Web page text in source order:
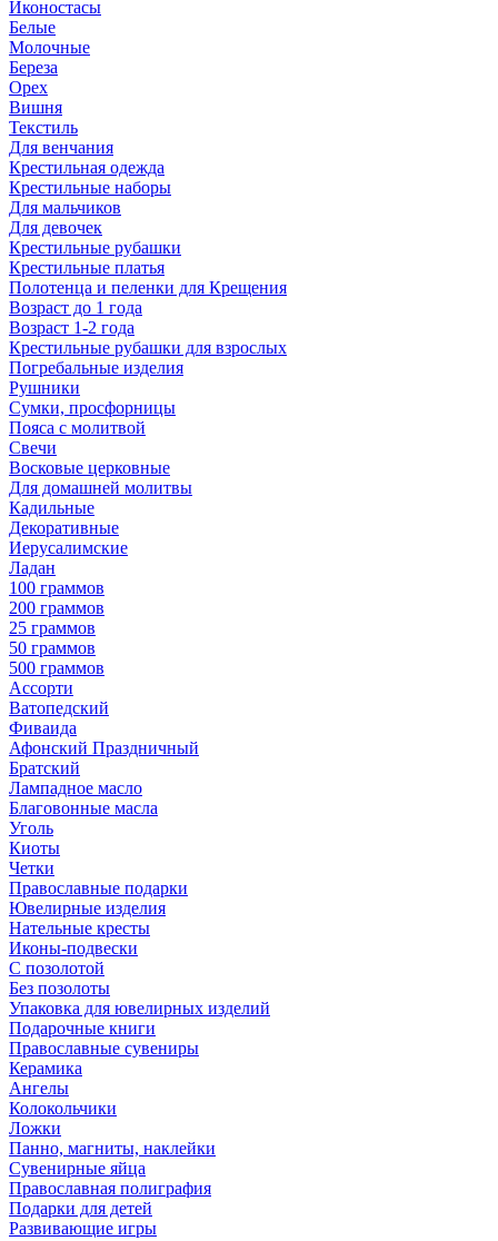
Иконостасы
Белые
Молочные
Береза
Орех
Вишня
Текстиль
Для венчания
Крестильная одежда
Крестильные наборы
Для мальчиков
Для девочек
Крестильные рубашки
Крестильные платья
Полотенца и пеленки для Крещения
Возраст до 1 года
Возраст 1-2 года
Крестильные рубашки для взрослых
Погребальные изделия
Рушники
Сумки, просфорницы
Пояса с молитвой
Свечи
Восковые церковные
Для домашней молитвы
Кадильные
Декоративные
Иерусалимские
Ладан
100 граммов
200 граммов
25 граммов
50 граммов
500 граммов
Ассорти
Ватопедский
Фиваида
Афонский Праздничный
Братский
Лампадное масло
Благовонные масла
Уголь
Киоты
Четки
Православные подарки
Ювелирные изделия
Нательные кресты
Иконы-подвески
С позолотой
Без позолоты
Упаковка для ювелирных изделий
Подарочные книги
Православные сувениры
Керамика
Ангелы
Колокольчики
Ложки
Панно, магниты, наклейки
Сувенирные яйца
Православная полиграфия
Подарки для детей
Развивающие игры